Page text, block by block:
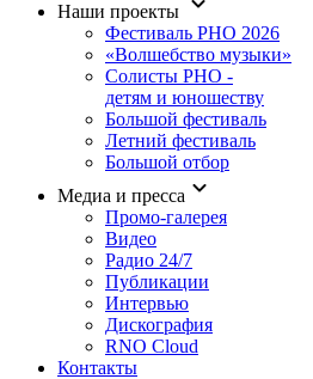
Наши проекты
Фестиваль РНО 2026
«Волшебство музыки»
Солисты РНО -
детям и юношеству
Большой фестиваль
Летний фестиваль
Большой отбор
Медиа и пресса
Промо-галерея
Видео
Радио 24/7
Публикации
Интервью
Дискография
RNO Cloud
Контакты